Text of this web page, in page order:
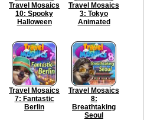
Travel Mosaics
10: Spooky
Halloween
Travel Mosaics
3: Tokyo
Animated
Travel Mosaics
7: Fantastic
Berlin
Travel Mosaics
8:
Breathtaking
Seoul